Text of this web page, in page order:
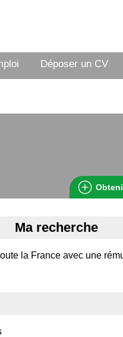
Déposer un CV
Ma recherche
la France avec une